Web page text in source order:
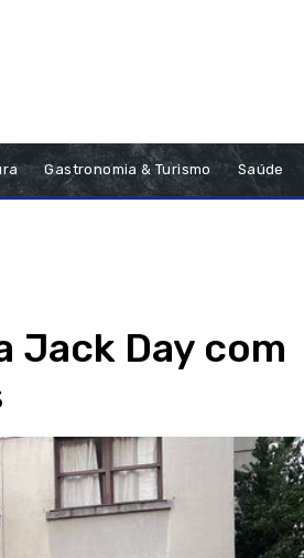
Gastronomia & Turismo Saúde
Jack Day com